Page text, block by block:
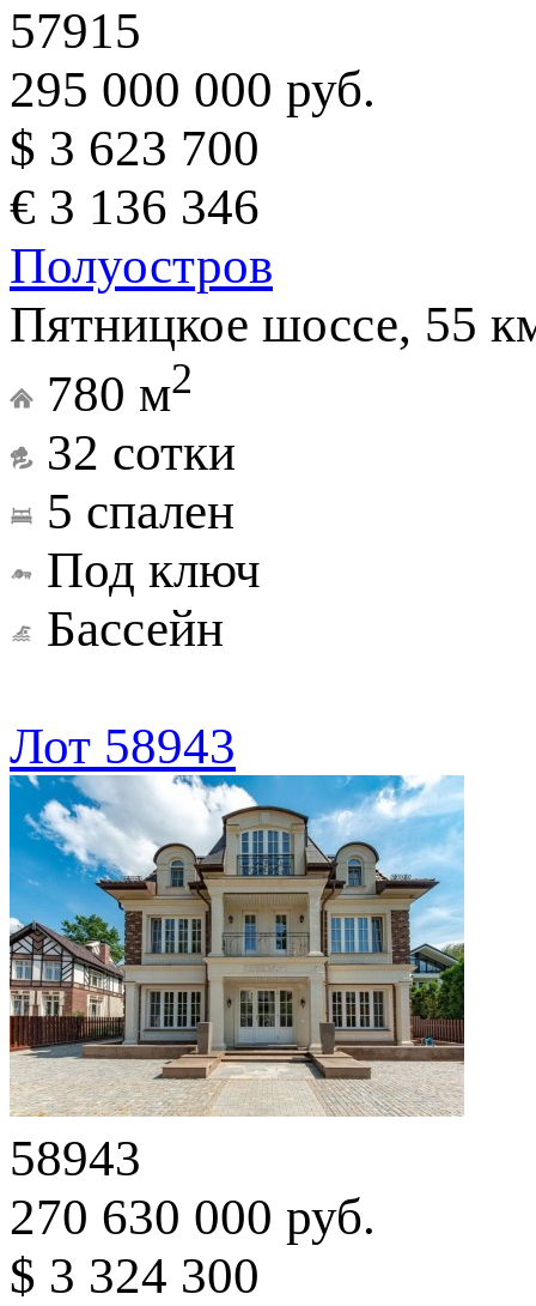
57915
295 000 000 руб.
$ 3 623 700
€ 3 136 346
Полуостров
Пятницкое шоссе, 55
780 м2
32 сотки
5 спален
Под ключ
Бассейн
Лот 58943
58943
270 630 000 руб.
$ 3 324 300